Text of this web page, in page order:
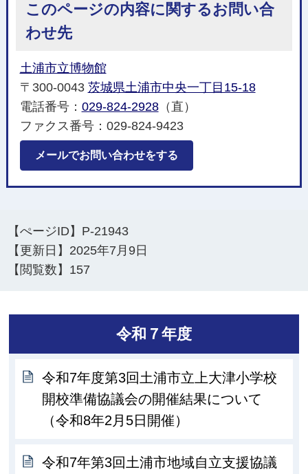
このページの内容に関するお問い合
わせ先
土浦市立博物館
〒300-0043 茨城県土浦市中央一丁目15-18
電話番号： 029-824-2928（直）
ファクス番号：029-824-9423
メールでお問い合わせをする
【ぺージID】 P-21943
【更新日】 2025年7月9日
【閲覧数】 157
令和７年度
令和7年度第3回土浦市立上大津小学校
開校準備協議会の開催結果について
（令和8年2月5日開催）
令和7年第3回土浦市地域自立支援協議